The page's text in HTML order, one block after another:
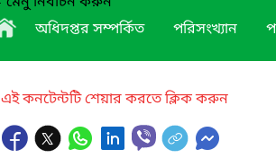
অধিদপ্তর সম্পর্কিত
পরিসংখ্যান
এই কনটেন্টটি শেয়ার করতে ক্লিক করুন